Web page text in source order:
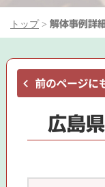
トップ > 解体事例詳細
広島